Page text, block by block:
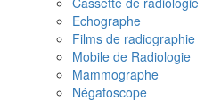
Echographe
Films de radiographie
Mobile de Radiologie
Mammographe
Négatoscope